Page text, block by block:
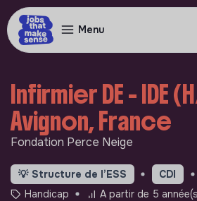
Menu
Infirmier DE - IDE
Avignon, France
Fondation Perce Neige
💡 Structure de l’ESS CDI
Handicap
A partir de 5